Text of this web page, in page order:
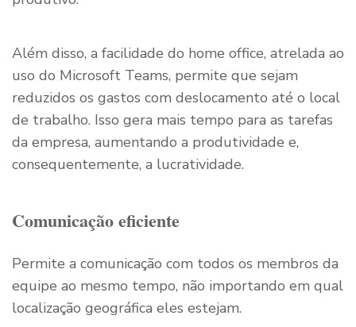
Além disso, a facilidade do home office, atrelada ao
uso do Microsoft Teams, permite que sejam
reduzidos os gastos com deslocamento até o local
de trabalho. Isso gera mais tempo para as tarefas
da empresa, aumentando a produtividade e,
consequentemente, a lucratividade.
Comunicação eficiente
Permite a comunicação com todos os membros da
equipe ao mesmo tempo, não importando em qual
localização geográfica eles estejam.